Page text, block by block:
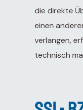
die direkte
einen
verlangen,
technisch